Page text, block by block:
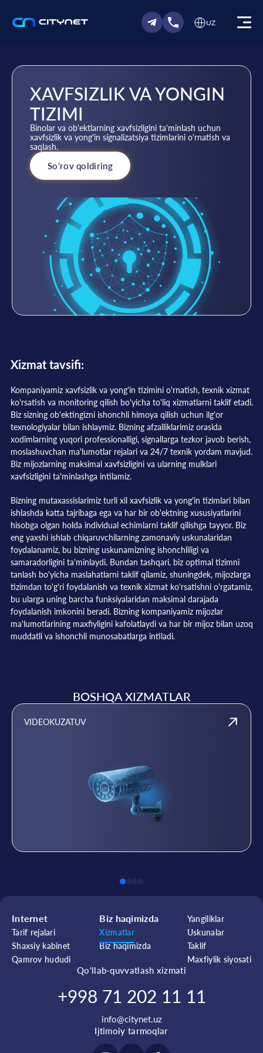
UZ
XAVFSIZLIK VA YONGIN
TIZIMI
Binolar va ob'ektlarning xavfsizligini ta'minlash uchun
xavfsizlik va yong'in signalizatsiya tizimlarini o'rnatish va
saqlash.
So‘rov qoldiring
Xizmat tavsifi:
Kompaniyamiz xavfsizlik va yong'in tizimini o'rnatish, texnik xizmat
ko'rsatish va monitoring qilish bo'yicha to'liq xizmatlarni taklif etadi.
Biz sizning ob'ektingizni ishonchli himoya qilish uchun ilg'or
texnologiyalar bilan ishlaymiz. Bizning afzalliklarimiz orasida
xodimlarning yuqori professionalligi, signallarga tezkor javob berish,
moslashuvchan ma'lumotlar rejalari va 24/7 texnik yordam mavjud.
Biz mijozlarning maksimal xavfsizligini va ularning mulklari
xavfsizligini ta'minlashga intilamiz.
Bizning mutaxassislarimiz turli xil xavfsizlik va yong'in tizimlari bilan
ishlashda katta tajribaga ega va har bir ob'ektning xususiyatlarini
hisobga olgan holda individual echimlarni taklif qilishga tayyor. Biz
eng yaxshi ishlab chiqaruvchilarning zamonaviy uskunalaridan
foydalanamiz, bu bizning uskunamizning ishonchliligi va
samaradorligini ta'minlaydi. Bundan tashqari, biz optimal tizimni
tanlash bo'yicha maslahatlarni taklif qilamiz, shuningdek, mijozlarga
tizimdan to'g'ri foydalanish va texnik xizmat ko'rsatishni o'rgatamiz,
bu ularga uning barcha funksiyalaridan maksimal darajada
foydalanish imkonini beradi. Bizning kompaniyamiz mijozlar
ma'lumotlarining maxfiyligini kafolatlaydi va har bir mijoz bilan uzoq
muddatli va ishonchli munosabatlarga intiladi.
BOSHQA XIZMATLAR
VIDEOKUZATUV
Internet
Tarif rejalari
Shaxsiy kabinet
Qamrov hududi
Biz haqimizda
Xizmatlar
Biz haqimizda
Yangiliklar
Uskunalar
Taklif
Maxfiylik siyosati
Qo‘llab-quvvatlash xizmati
+998 71 202 11 11
info@citynet.uz
Ijtimoiy tarmoqlar